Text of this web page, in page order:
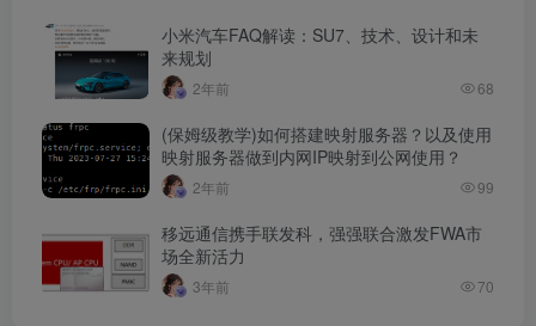
小米汽车FAQ解读：SU7、技术、设计和未
来规划
2年前 68
(保姆级教学)如何搭建映射服务器？以及使用
映射服务器做到内网IP映射到公网使用？
2年前 99
移远通信携手联发科，强强联合激发FWA市
场全新活力
3年前 70